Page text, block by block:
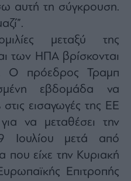
αυτή τη σύγκρουση.
μεταξύ της
των ΗΠΑ βρίσκονται
Ο πρόεδρος Τραμπ
εβδομάδα να
εισαγωγές της ΕΕ
να μεταθέσει την
Ιουλίου μετά από
που είχε την Κυριακή
Επιτροπής